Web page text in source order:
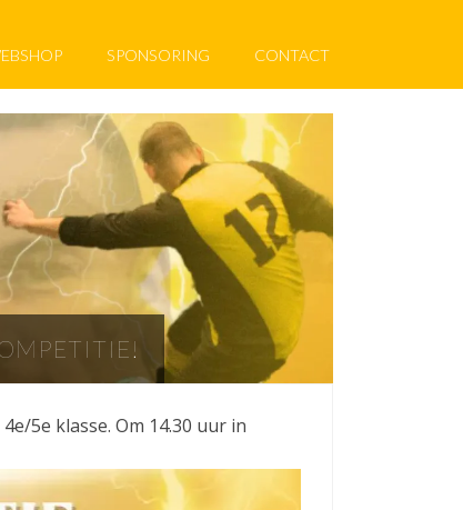
SPONSORING CONTACT
5e klasse. Om 14.30 uur in